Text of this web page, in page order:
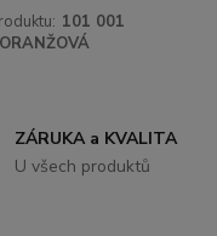
101 001
ORANŽOVÁ
ZÁRUKA a KVALITA
U všech produktů